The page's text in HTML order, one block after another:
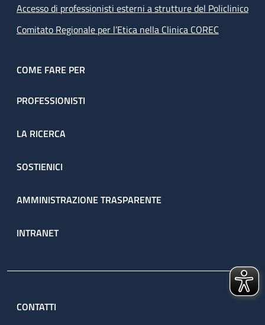
Accesso di professionisti esterni a strutture del Policlinico
Comitato Regionale per l’Etica nella Clinica COREC
COME FARE PER
PROFESSIONISTI
LA RICERCA
SOSTIENICI
AMMINISTRAZIONE TRASPARENTE
INTRANET
CONTATTI